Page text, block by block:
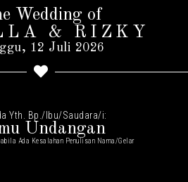
Wedding of
& RIZKY
12 Juli 2026
Yth. Bp./Ibu/Saudara/i:
Undangan
Ada Kesalahan Penulisan Nama/gelar